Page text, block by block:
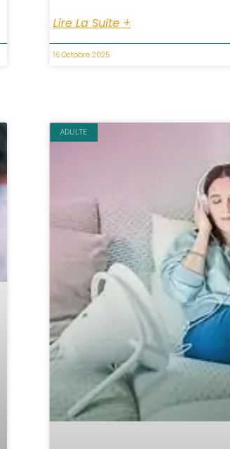
Lire La Suite +
16 Octobre 2025
ADULTE